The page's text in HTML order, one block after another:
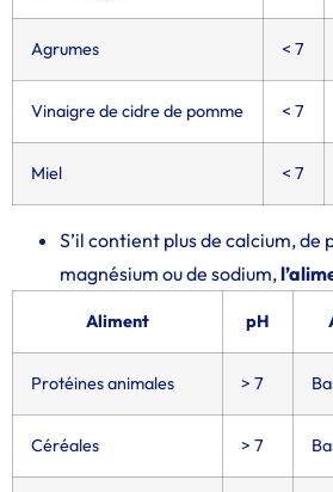
Agrumes < 7
Vinaigre de cidre de pomme < 7
Miel < 7
S’il contient plus de calcium, de
magnésium ou de sodium,
Aliment pH
Protéines animales > 7
Céréales > 7